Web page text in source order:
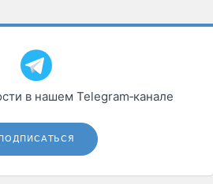
в нашем Telegram‑канале
ПОДПИСАТЬСЯ